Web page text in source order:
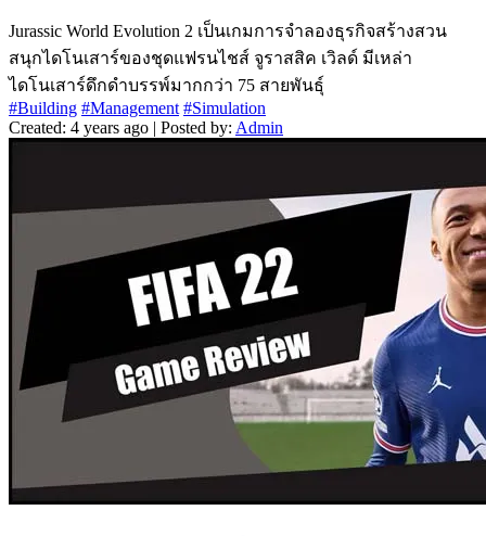
Jurassic World Evolution 2 เป็นเกมการจำลองธุรกิจสร้างสวน
สนุกไดโนเสาร์ของชุดแฟรนไชส์ จูราสสิค เวิลด์ มีเหล่า
ไดโนเสาร์ดึกดำบรรพ์มากกว่า 75 สายพันธุ์
#Building #Management #Simulation
Created: 4 years ago | Posted by: Admin